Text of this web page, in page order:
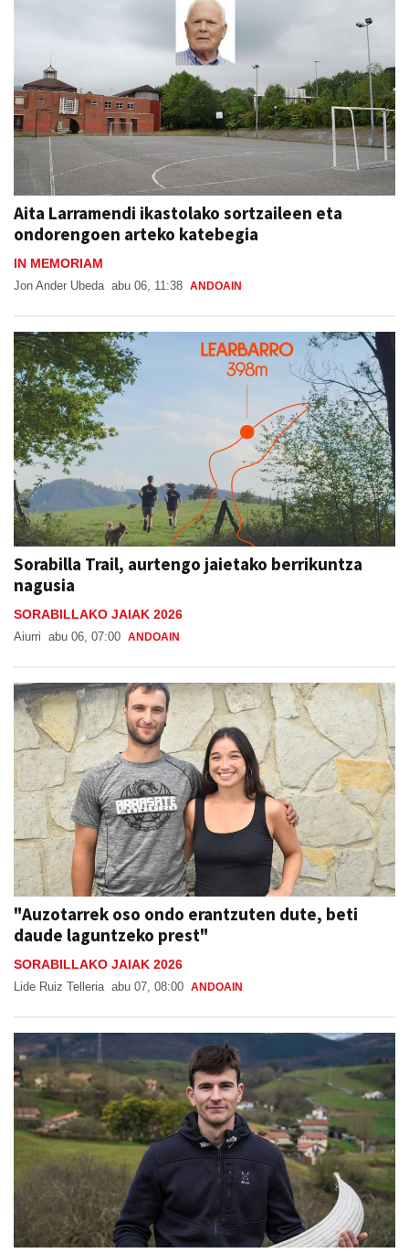
Aita Larramendi ikastolako sortzaileen eta
ondorengoen arteko katebegia
IN MEMORIAM
Jon Ander Ubeda abu 06, 11:38 ANDOAIN
Sorabilla Trail, aurtengo jaietako berrikuntza
nagusia
SORABILLAKO JAIAK 2026
Aiurri abu 06, 07:00 ANDOAIN
"Auzotarrek oso ondo erantzuten dute, beti
daude laguntzeko prest"
SORABILLAKO JAIAK 2026
Lide Ruiz Telleria abu 07, 08:00 ANDOAIN